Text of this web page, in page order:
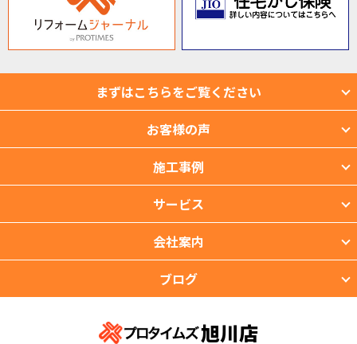
まずはこちらをご覧ください
お客様の声
施工事例
サービス
会社案内
ブログ
旭川店